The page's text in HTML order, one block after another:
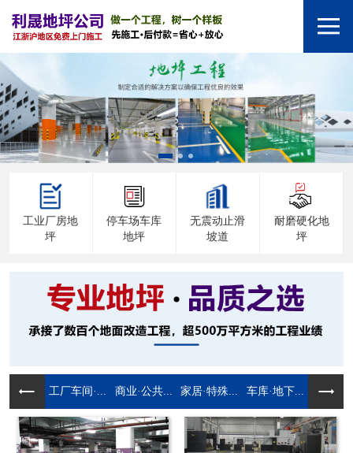
工业厂房地
坪
停车场车库
地坪
无震动止滑
坡道
耐磨硬化地
坪
工厂车间·... 商业·公共... 家居·特殊... 车库·地下...